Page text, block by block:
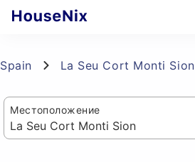
Spain La Seu Cort Monti Sion
Местоположение